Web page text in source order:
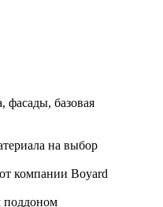
фасады, базовая
на выбор
компании Boyard
поддоном